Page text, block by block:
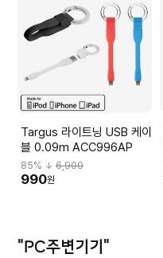
Targus 라이트닝 USB 케이
블 0.09m ACC996AP
85% ↓ 6,900
990원
"PC주변기기"